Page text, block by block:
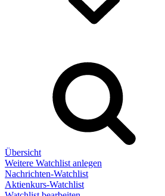
Übersicht
Weitere Watchlist anlegen
Nachrichten-Watchlist
Aktienkurs-Watchlist